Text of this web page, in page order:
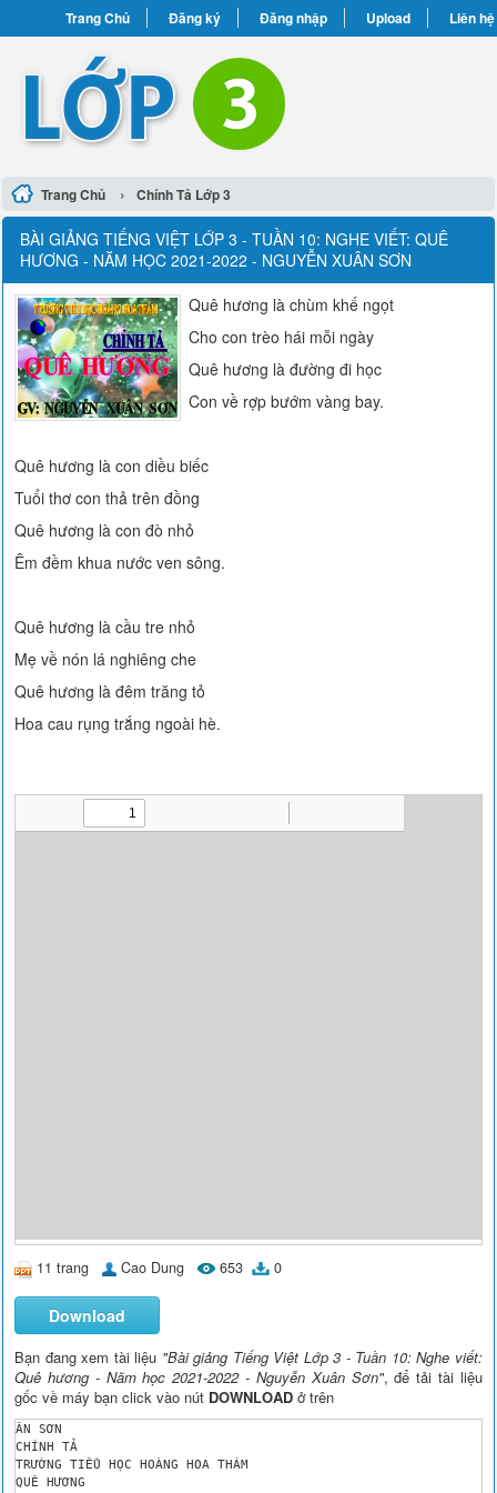
Trang Chủ Đăng ký Đăng nhập Upload Liên hệ
Trang Chủ › Chính Tả Lớp 3
BÀI GIẢNG TIẾNG VIỆT LỚP 3 - TUẦN 10: NGHE VIẾT: QUÊ
HƯƠNG - NĂM HỌC 2021-2022 - NGUYỄN XUÂN SƠN
Quê hương là chùm khế ngọt
Cho con trèo hái mỗi ngày
Quê hương là đường đi học
Con về rợp bướm vàng bay.
Quê hương là con diều biếc
Tuổi thơ con thả trên đồng
Quê hương là con đò nhỏ
Êm đềm khua nước ven sông.
Quê hương là cầu tre nhỏ
Mẹ về nón lá nghiêng che
Quê hương là đêm trăng tỏ
Hoa cau rụng trắng ngoài hè.
11 trang Cao Dung 653 0
Download
Bạn đang xem tài liệu "Bài giảng Tiếng Việt Lớp 3 - Tuần 10: Nghe viết:
Quê hương - Năm học 2021-2022 - Nguyễn Xuân Sơn", để tải tài liệu
gốc về máy bạn click vào nút DOWNLOAD ở trên
ÂN SƠN
CHÍNH TẢ
TRƯỜNG TIỂU HỌC HOÀNG HOA THÁM
QUÊ HƯƠNG